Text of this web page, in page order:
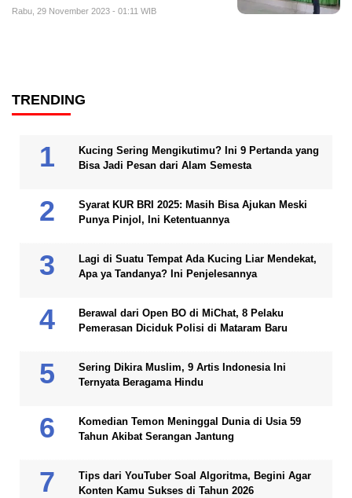
Rabu, 29 November 2023 - 01:11 WIB
TRENDING
Kucing Sering Mengikutimu? Ini 9 Pertanda yang
Bisa Jadi Pesan dari Alam Semesta
Syarat KUR BRI 2025: Masih Bisa Ajukan Meski
Punya Pinjol, Ini Ketentuannya
Lagi di Suatu Tempat Ada Kucing Liar Mendekat,
Apa ya Tandanya? Ini Penjelesannya
Berawal dari Open BO di MiChat, 8 Pelaku
Pemerasan Diciduk Polisi di Mataram Baru
Sering Dikira Muslim, 9 Artis Indonesia Ini
Ternyata Beragama Hindu
Komedian Temon Meninggal Dunia di Usia 59
Tahun Akibat Serangan Jantung
Tips dari YouTuber Soal Algoritma, Begini Agar
Konten Kamu Sukses di Tahun 2026